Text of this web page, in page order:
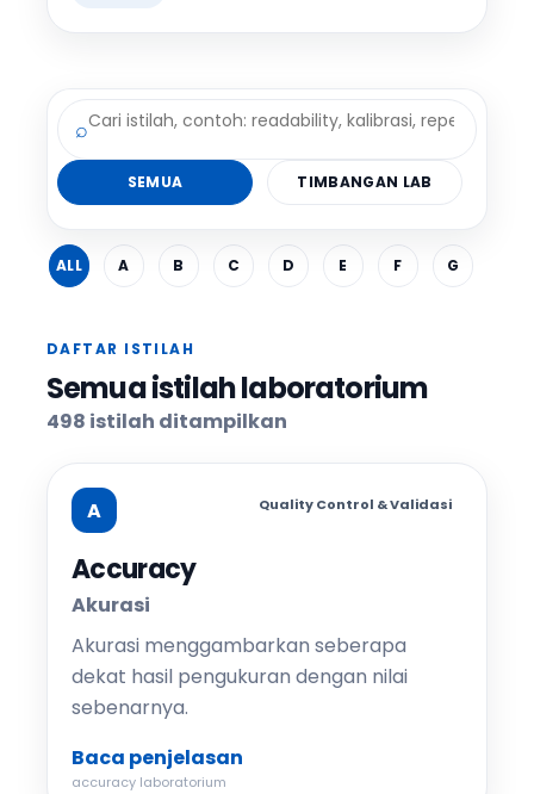
⌕
SEMUA TIMBANGAN LAB
ALL A B C D E F G
DAFTAR ISTILAH
Semua istilah laboratorium
498 istilah ditampilkan
A Quality Control & Validasi
Accuracy
Akurasi
Akurasi menggambarkan seberapa
dekat hasil pengukuran dengan nilai
sebenarnya.
Baca penjelasan
accuracy laboratorium